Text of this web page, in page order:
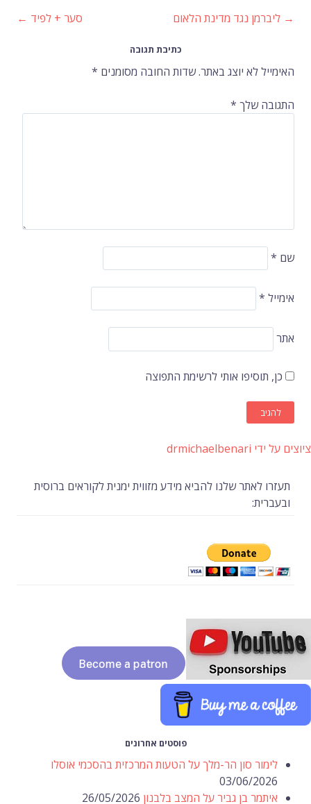
ניווט
ברשומות
→ ליברמן נגד מדינת הלאום סער + לפיד ←
כתיבת תגובה
האימייל לא יוצג באתר.שדות החובה מסומנים *
התגובה שלך *
שם *
אימייל *
אתר
כן, תוסיפו אותי לרשימת התפוצה
ציוצים על ידי drmichaelbenari
תעזרו לאתר שלנו להביא מידע מזווית ימנית לקוראים ברוסית
ובעברית:
פוסטים אחרונים
לימור סון הר-מלך על הטעות המרכזית בהסכמי אוסלו
03/06/2026
איתמר בן גביר על המצב בלבנון 26/05/2026